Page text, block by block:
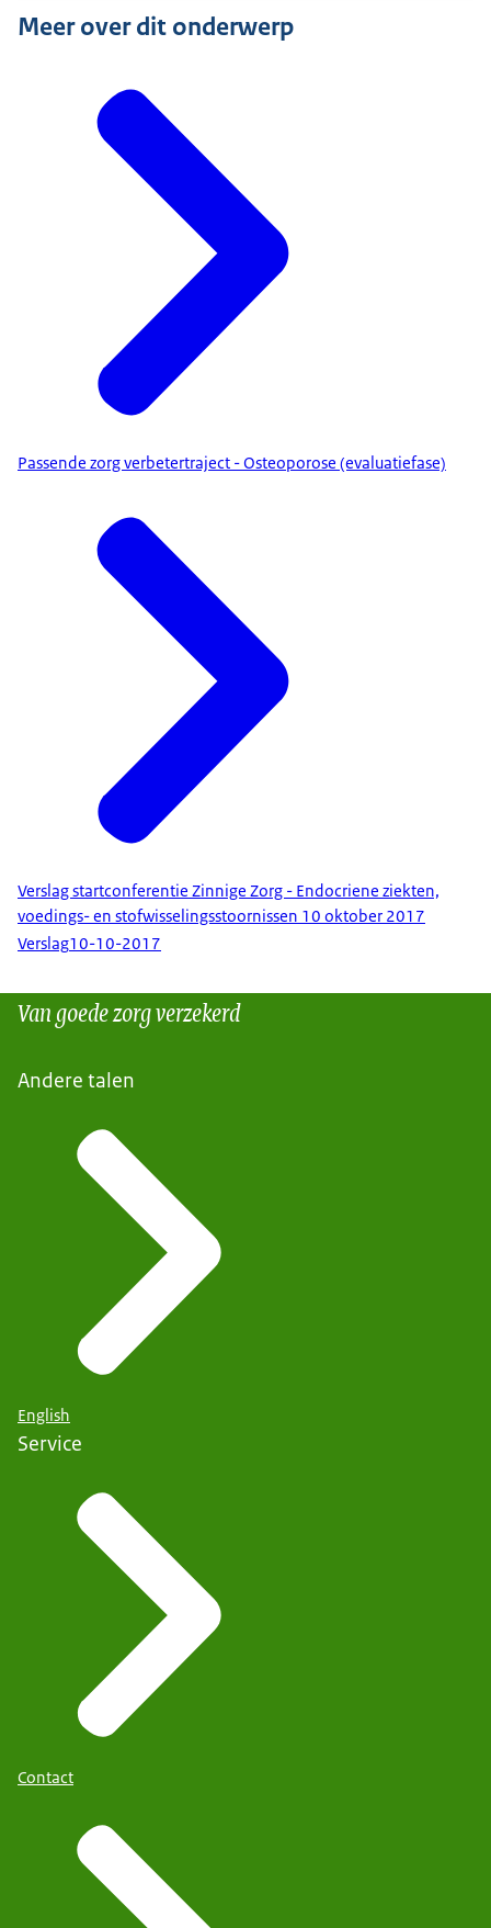
Meer over dit onderwerp
Passende zorg verbetertraject - Osteoporose (evaluatiefase)
Verslag startconferentie Zinnige Zorg - Endocriene ziekten,
voedings- en stofwisselingsstoornissen 10 oktober 2017
Verslag10-10-2017
Van goede zorg verzekerd
Andere talen
English
Service
Contact